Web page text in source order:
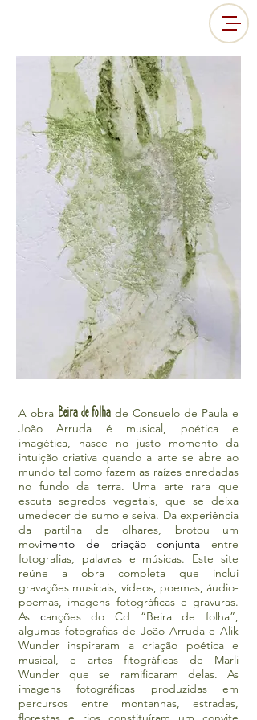
A obra Beira de folha de Consuelo de Paula e
João Arruda é musical, poética e
imagética, nasce no justo momento da
intuição criativa quando a arte se abre ao
mundo tal como fazem as raízes enredadas
no fundo da terra. Uma arte rara que
escuta segredos vegetais, que se deixa
umedecer de sumo e seiva. Da experiência
da partilha de olhares, brotou um
movimento de criação conjunta entre
fotografias, palavras e músicas. Este site
reúne a obra completa que inclui
gravações musicais, vídeos, poemas, áudio-
poemas, imagens fotográficas e gravuras.
As canções do Cd “Beira de folha”,
algumas fotografias de João Arruda e Alik
Wunder inspiraram a criação poética e
musical, e artes fitográficas de Marli
Wunder que se ramificaram delas. As
imagens fotográficas produzidas em
percursos entre montanhas, estradas,